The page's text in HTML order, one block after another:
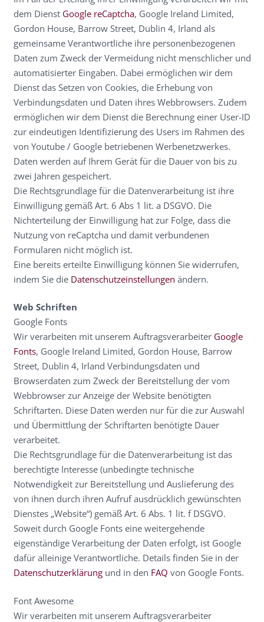
dem Dienst Google reCaptcha, Google Ireland Limited,
Gordon House, Barrow Street, Dublin 4, Irland als
gemeinsame Verantwortliche ihre personenbezogenen
Daten zum Zweck der Vermeidung nicht menschlicher und
automatisierter Eingaben. Dabei ermöglichen wir dem
Dienst das Setzen von Cookies, die Erhebung von
Verbindungsdaten und Daten ihres Webbrowsers. Zudem
ermöglichen wir dem Dienst die Berechnung einer User-ID
zur eindeutigen Identifizierung des Users im Rahmen des
von Youtube / Google betriebenen Werbenetzwerkes.
Daten werden auf Ihrem Gerät für die Dauer von bis zu
zwei Jahren gespeichert.
Die Rechtsgrundlage für die Datenverarbeitung ist ihre
Einwilligung gemäß Art. 6 Abs 1 lit. a DSGVO. Die
Nichterteilung der Einwilligung hat zur Folge, dass die
Nutzung von reCaptcha und damit verbundenen
Formularen nicht möglich ist.
Eine bereits erteilte Einwilligung können Sie widerrufen,
indem Sie die Datenschutzeinstellungen ändern.
Web Schriften
Google Fonts
Wir verarbeiten mit unserem Auftragsverarbeiter Google
Fonts, Google Ireland Limited, Gordon House, Barrow
Street, Dublin 4, Irland Verbindungsdaten und
Browserdaten zum Zweck der Bereitstellung der vom
Webbrowser zur Anzeige der Website benötigten
Schriftarten. Diese Daten werden nur für die zur Auswahl
und Übermittlung der Schriftarten benötigte Dauer
verarbeitet.
Die Rechtsgrundlage für die Datenverarbeitung ist das
berechtigte Interesse (unbedingte technische
Notwendigkeit zur Bereitstellung und Auslieferung des
von ihnen durch ihren Aufruf ausdrücklich gewünschten
Dienstes „Website“) gemäß Art. 6 Abs. 1 lit. f DSGVO.
Soweit durch Google Fonts eine weitergehende
eigenständige Verarbeitung der Daten erfolgt, ist Google
dafür alleinige Verantwortliche. Details finden Sie in der
Datenschutzerklärungund in den FAQ von Google Fonts.
Font Awesome
Wir verarbeiten mit unserem Auftragsverarbeiter